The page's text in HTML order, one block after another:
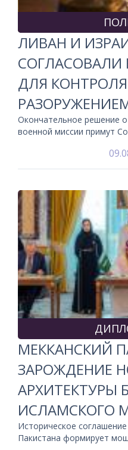
ЛИВАН И
ДЛЯ
Окончательное решение
военной миссии примут
МЕККАНСКИЙ
ЗАРОЖДЕНИЕ
АРХИТЕКТУРЫ
ИСЛАМСКОГО
Историческое
Пакистана формирует